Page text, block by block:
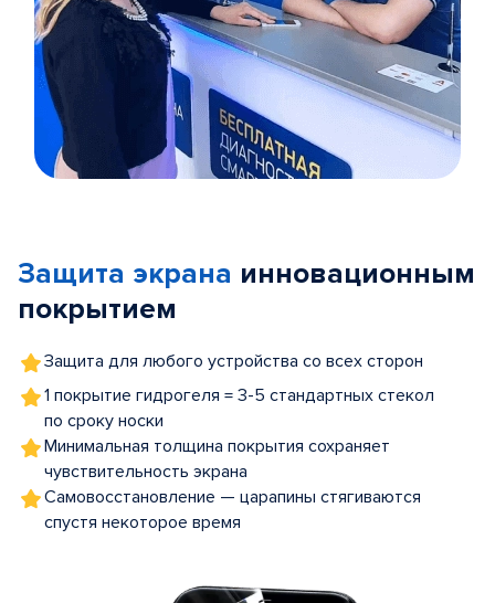
5
Защита экрана инновационным
покрытием
Защита для любого устройства со всех сторон
1 покрытие гидрогеля = 3-5 стандартных стекол
по сроку носки
Минимальная толщина покрытия сохраняет
чувствительность экрана
Самовосстановление — царапины стягиваются
спустя некоторое время